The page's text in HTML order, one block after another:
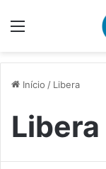
Início / Libera
Libera